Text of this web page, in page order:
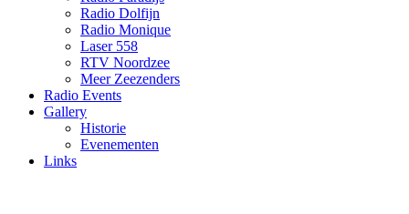
Radio Dolfijn
Radio Monique
Laser 558
RTV Noordzee
Meer Zeezenders
Radio Events
Gallery
Historie
Evenementen
Links